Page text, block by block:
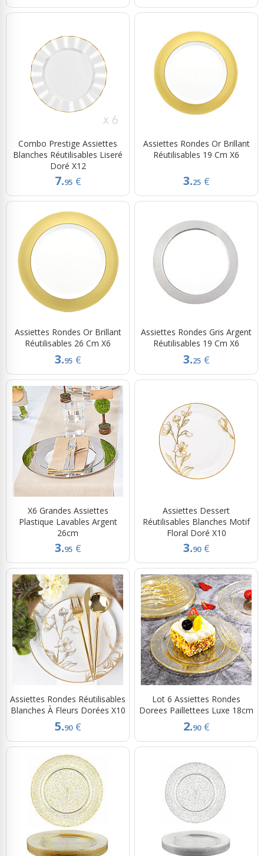
Combo Prestige Assiettes
Blanches Réutilisables Liseré
Doré X12
7.95 €
Assiettes Rondes Or Brillant
Réutilisables 19 Cm X6
3.25 €
Assiettes Rondes Or Brillant
Réutilisables 26 Cm X6
3.95 €
Assiettes Rondes Gris Argent
Réutilisables 19 Cm X6
3.25 €
X6 Grandes Assiettes
Plastique Lavables Argent
26cm
3.95 €
Assiettes Dessert
Réutilisables Blanches Motif
Floral Doré X10
3.90 €
Assiettes Rondes Réutilisables
Blanches À Fleurs Dorées X10
5.90 €
Lot 6 Assiettes Rondes
Dorees Paillettees Luxe 18cm
2.90 €